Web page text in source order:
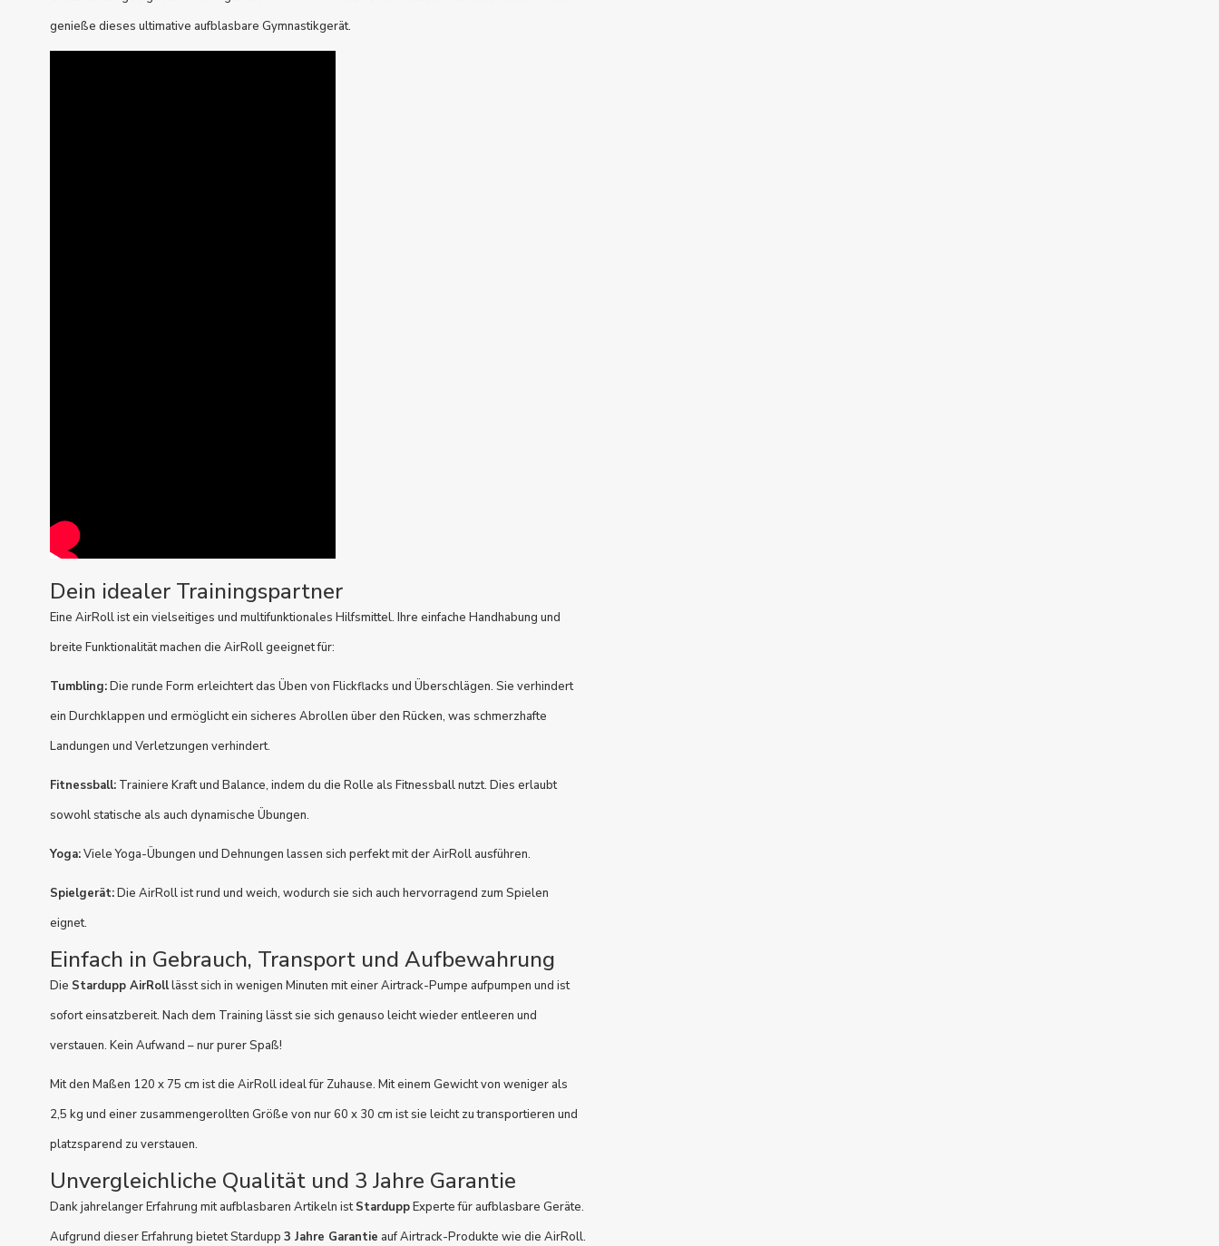
genieße dieses ultimative aufblasbare Gymnastikgerät.
Dein idealer Trainingspartner
Eine AirRoll ist ein vielseitiges und multifunktionales Hilfsmittel. Ihre einfache Handhabung und
breite Funktionalität machen die AirRoll geeignet für:
Tumbling:Die runde Form erleichtert das Üben von Flickflacks und Überschlägen. Sie verhindert
ein Durchklappen und ermöglicht ein sicheres Abrollen über den Rücken, was schmerzhafte
Landungen und Verletzungen verhindert.
Fitnessball: Trainiere Kraft und Balance, indem du die Rolle als Fitnessball nutzt. Dies erlaubt
sowohl statische als auch dynamische Übungen.
Yoga:Viele Yoga-Übungen und Dehnungen lassen sich perfekt mit der AirRoll ausführen.
Spielgerät:Die AirRoll ist rund und weich, wodurch sie sich auch hervorragend zum Spielen
eignet.
Einfach in Gebrauch, Transport und Aufbewahrung
Die Stardupp AirRolllässt sich in wenigen Minuten mit einer Airtrack-Pumpe aufpumpen und ist
sofort einsatzbereit. Nach dem Training lässt sie sich genauso leicht wieder entleeren und
verstauen. Kein Aufwand – nur purer Spaß!
Mit den Maßen 120 x 75 cm ist die AirRoll ideal für Zuhause. Mit einem Gewicht von weniger als
2,5 kg und einer zusammengerollten Größe von nur 60 x 30 cm ist sie leicht zu transportieren und
platzsparend zu verstauen.
Unvergleichliche Qualität und 3 Jahre Garantie
Dank jahrelanger Erfahrung mit aufblasbaren Artikeln istStarduppExperte für aufblasbare Geräte.
Aufgrund dieser Erfahrung bietet Stardupp 3 Jahre Garantie auf Airtrack-Produkte wie die AirRoll.